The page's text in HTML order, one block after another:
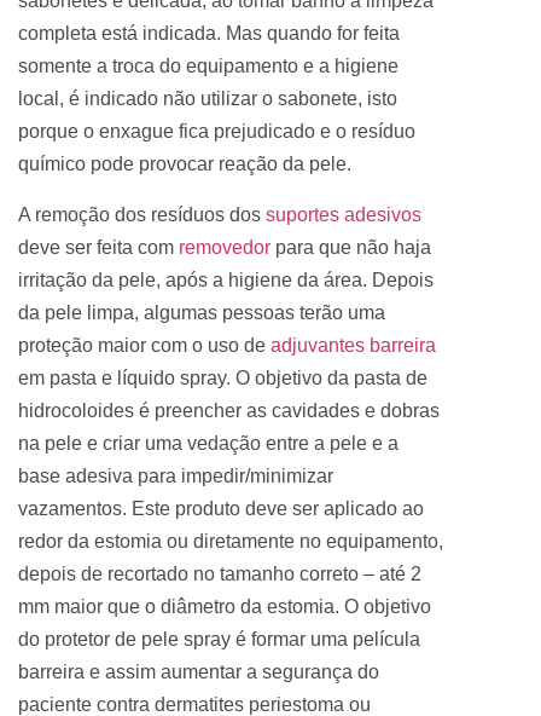
completa está indicada. Mas quando for feita
somente a troca do equipamento e a higiene
local, é indicado não utilizar o sabonete, isto
porque o enxague fica prejudicado e o resíduo
químico pode provocar reação da pele.
A remoção dos resíduos dos suportes adesivos
deve ser feita com removedor para que não haja
irritação da pele, após a higiene da área. Depois
da pele limpa, algumas pessoas terão uma
proteção maior com o uso de adjuvantes barreira
em pasta e líquido spray. O objetivo da pasta de
hidrocoloides é preencher as cavidades e dobras
na pele e criar uma vedação entre a pele e a
base adesiva para impedir/minimizar
vazamentos. Este produto deve ser aplicado ao
redor da estomia ou diretamente no equipamento,
depois de recortado no tamanho correto – até 2
mm maior que o diâmetro da estomia. O objetivo
do protetor de pele spray é formar uma película
barreira e assim aumentar a segurança do
paciente contra dermatites periestoma ou